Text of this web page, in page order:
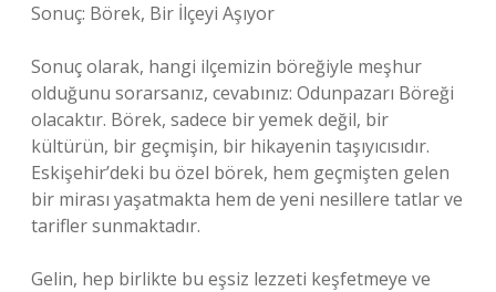
Sonuç: Börek, Bir İlçeyi Aşıyor
Sonuç olarak, hangi ilçemizin böreğiyle meşhur
olduğunu sorarsanız, cevabınız: Odunpazarı Böreği
olacaktır. Börek, sadece bir yemek değil, bir
kültürün, bir geçmişin, bir hikayenin taşıyıcısıdır.
Eskişehir’deki bu özel börek, hem geçmişten gelen
bir mirası yaşatmakta hem de yeni nesillere tatlar ve
tarifler sunmaktadır.
Gelin, hep birlikte bu eşsiz lezzeti keşfetmeye ve